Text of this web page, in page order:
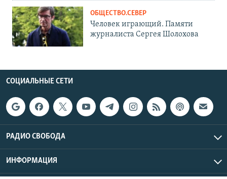
ОБЩЕСТВО.СЕВЕР
Человек играющий. Памяти
журналиста Сергея Шолохова
СОЦИАЛЬНЫЕ СЕТИ
РАДИО СВОБОДА
ИНФОРМАЦИЯ